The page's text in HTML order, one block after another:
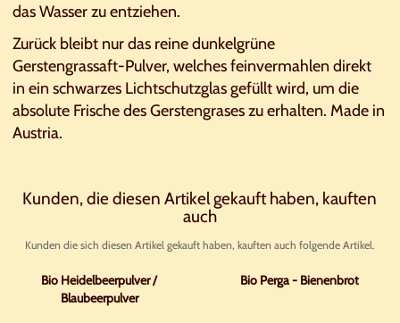
das Wasser zu entziehen.
Zurück bleibt nur das reine dunkelgrüne
Gerstengrassaft-Pulver, welches feinvermahlen direkt
in ein schwarzes Lichtschutzglas gefüllt wird, um die
absolute Frische des Gerstengrases zu erhalten. Made in
Austria.
Kunden, die diesen Artikel gekauft haben, kauften
auch
Kunden die sich diesen Artikel gekauft haben, kauften auch folgende Artikel.
Bio Heidelbeerpulver /
Blaubeerpulver
Bio Perga - Bienenbrot